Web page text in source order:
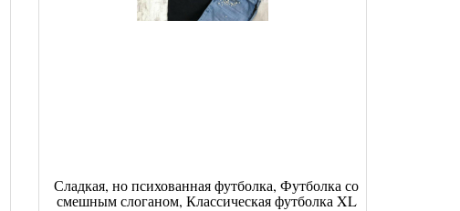
Сладкая, но психованная футболка, Футболка со
смешным слоганом, Классическая футболка XL